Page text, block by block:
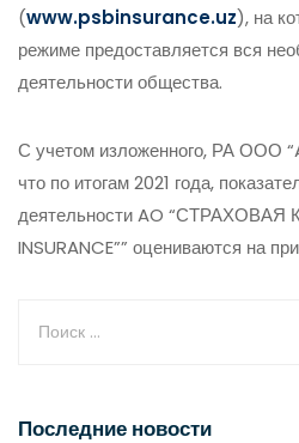
(www.psbinsurance.uz), на
режиме предоставляется вся
деятельности общества.
С учетом изложенного, РА ООО
что по итогам 2021 года,
деятельности AO
INSURANCE”” оцениваются на
Последние новости